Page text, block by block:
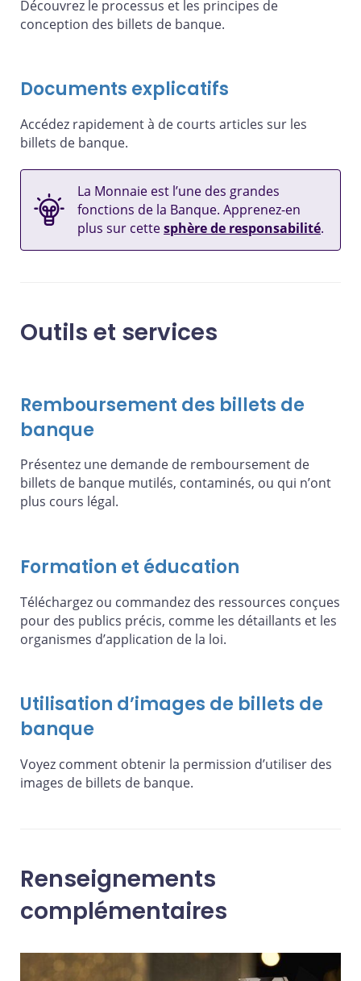
Découvrez le processus et les principes de
conception des billets de banque.
Documents explicatifs
Accédez rapidement à de courts articles sur les
billets de banque.
La Monnaie est l’une des grandes
fonctions de la Banque. Apprenez-en
plus sur cettesphère de responsabilité.
Outils et services
Remboursement des billets de
banque
Présentez une demande de remboursement de
billets de banque mutilés, contaminés, ou qui n’ont
plus cours légal.
Formation et éducation
Téléchargez ou commandez des ressources conçues
pour des publics précis, comme les détaillants et les
organismes d’application de la loi.
Utilisation d’images de billets de
banque
Voyez comment obtenir la permission d’utiliser des
images de billets de banque.
Renseignements
complémentaires